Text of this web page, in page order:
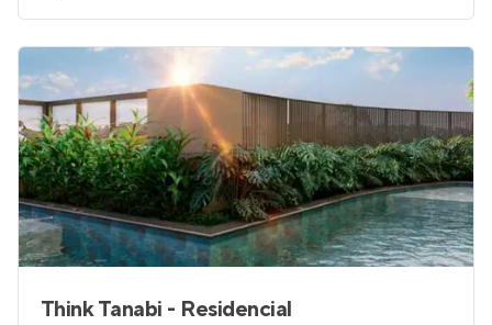
Think Tanabi - Residencial